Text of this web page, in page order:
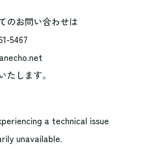
のお問い合わせは
5467
たします。
a technical issue
unavailable.